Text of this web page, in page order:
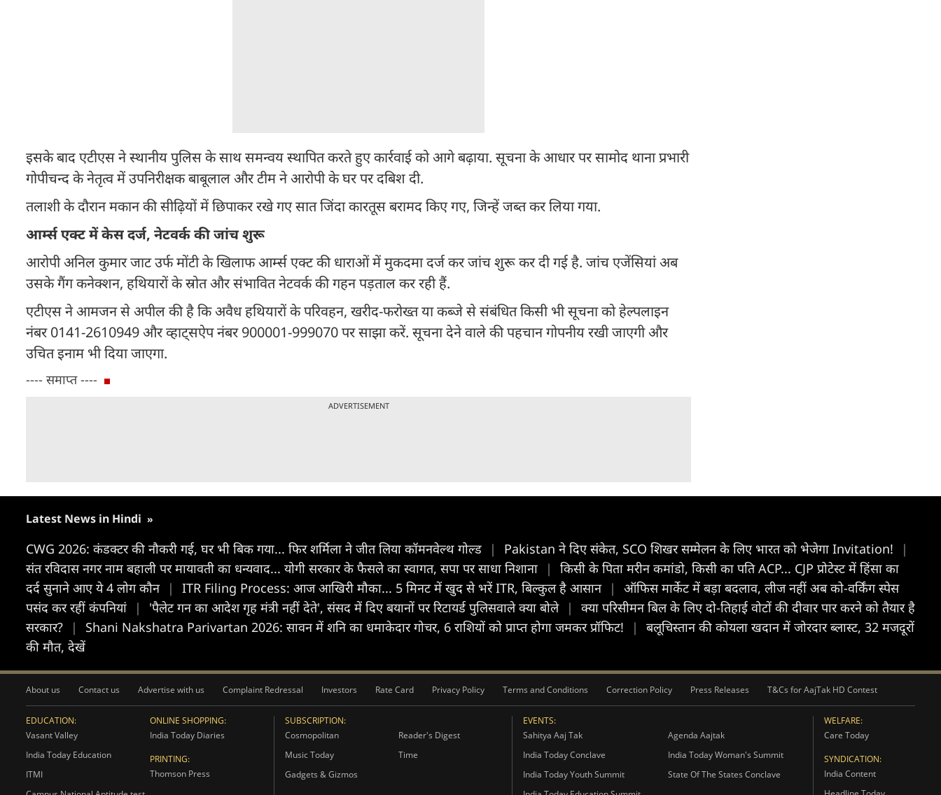
इसके बाद एटीएस ने स्थानीय पुलिस के साथ समन्वय स्थापित करते हुए कार्रवाई को आगे बढ़ाया. सूचना के आधार पर सामोद थाना प्रभारी
गोपीचन्द के नेतृत्व में उपनिरीक्षक बाबूलाल और टीम ने आरोपी के घर पर दबिश दी.
तलाशी के दौरान मकान की सीढ़ियों में छिपाकर रखे गए सात जिंदा कारतूस बरामद किए गए, जिन्हें जब्त कर लिया गया.
आर्म्स एक्ट में केस दर्ज, नेटवर्क की जांच शुरू
आरोपी अनिल कुमार जाट उर्फ मोंटी के खिलाफ आर्म्स एक्ट की धाराओं में मुकदमा दर्ज कर जांच शुरू कर दी गई है. जांच एजेंसियां अब
उसके गैंग कनेक्शन, हथियारों के स्रोत और संभावित नेटवर्क की गहन पड़ताल कर रही हैं.
एटीएस ने आमजन से अपील की है कि अवैध हथियारों के परिवहन, खरीद-फरोख्त या कब्जे से संबंधित किसी भी सूचना को हेल्पलाइन
नंबर 0141-2610949 और व्हाट्सऐप नंबर 900001-999070 पर साझा करें. सूचना देने वाले की पहचान गोपनीय रखी जाएगी और
उचित इनाम भी दिया जाएगा.
---- समाप्त ----
ADVERTISEMENT
Latest News in Hindi »
CWG 2026: कंडक्टर की नौकरी गई, घर भी बिक गया... फिर शर्मिला ने जीत लिया कॉमनवेल्थ गोल्ड | Pakistan ने दिए संकेत, SCO शिखर सम्मेलन के लिए भारत को भेजेगा Invitation!
|
संत रविदास नगर नाम बहाली पर मायावती का धन्यवाद... योगी सरकार के फैसले का स्वागत, सपा पर साधा निशाना
|
किसी के पिता मरीन कमांडो, किसी का पति ACP... CJP प्रोटेस्ट में हिंसा का
दर्द सुनाने आए ये 4 लोग कौन | ITR Filing Process: आज आखिरी मौका... 5 मिनट में खुद से भरें ITR, बिल्कुल है आसान |
ऑफिस मार्केट में बड़ा बदलाव, लीज नहीं अब को-वर्किंग स्पेस
पसंद कर रहीं कंपनियां
| 'पैलेट गन का आदेश गृह मंत्री नहीं देते', संसद में दिए बयानों पर रिटायर्ड पुलिसवाले क्या बोले |
क्या परिसीमन बिल के लिए दो-तिहाई वोटों की दीवार पार करने को तैयार है
सरकार?
| Shani Nakshatra Parivartan 2026: सावन में शनि का धमाकेदार गोचर, 6 राशियों को प्राप्त होगा जमकर प्रॉफिट! |
बलूचिस्तान की कोयला खदान में जोरदार ब्लास्ट, 32 मजदूरों
की मौत, देखें
About us Contact us Advertise with us Complaint Redressal Investors Rate Card Privacy Policy Terms and Conditions Correction Policy Press Releases T&Cs for AajTak HD Contest
EDUCATION:
Vasant Valley
India Today Education
ITMI
ONLINE SHOPPING:
India Today Diaries
PRINTING:
Thomson Press
SUBSCRIPTION:
Cosmopolitan
Reader's Digest
Music Today
Time
Gadgets & Gizmos
EVENTS:
Sahitya Aaj Tak
Agenda Aajtak
India Today Conclave
India Today Woman's Summit
India Today Youth Summit
State Of The States Conclave
WELFARE:
Care Today
SYNDICATION:
India Content